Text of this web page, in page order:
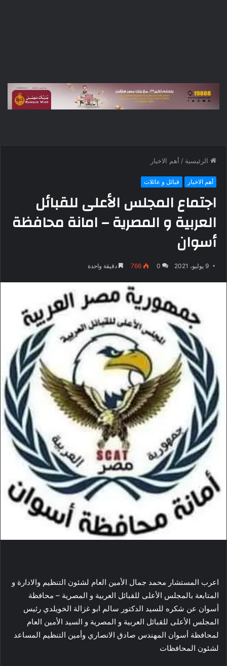
الرئيسية / أهم الاخبار
أهم الاخبار قبائل و عائلات
اجتماع المجلس الأعلى للقبائل
العربية و المصرية – امانة محافظة
أسوان
9 يوليو، 2021 0
766 دقيقة واحدة
اعرب المستشار محمد جمال الأمين العام لشئون التنظيم والادارة و
المتابعة بالمجلس الأعلى للقبائل العربية و المصرية – محافظة
أسوان عن شكره للسيد الدكتور سالم ابو غزالة الخويلدي رئيس
المجلس الأعلى للقبائل العربية و المصرية و السيد الأمين العام
لمحافظة أسوان المهندس صادق الانصاري وأمين التنظيم المساعد
لشئون المحافظات